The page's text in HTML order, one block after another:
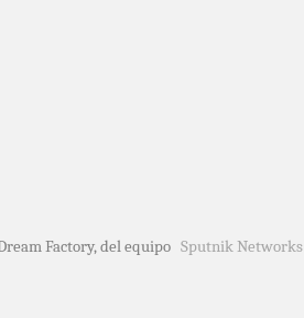
Factory, del equipo Sputnik Networks